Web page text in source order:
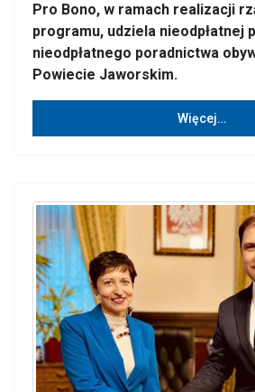
Pro Bono, w ramach realizacji
programu, udziela nieodpłatnej
nieodpłatnego poradnictwa
Powiecie Jaworskim.
Więcej…